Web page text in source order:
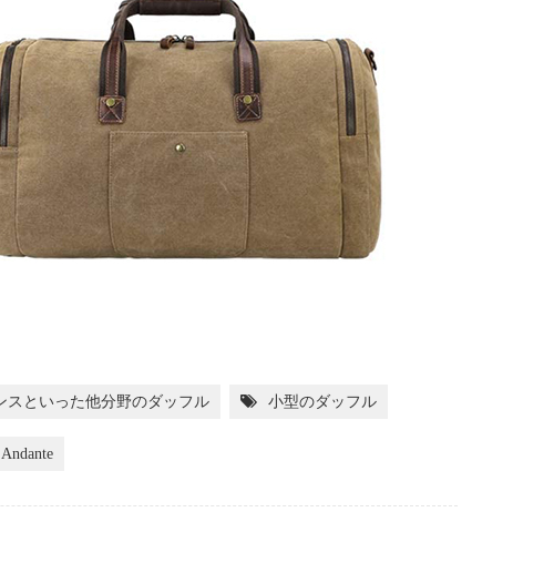
スといった他分野のダッフル 小型のダッフル